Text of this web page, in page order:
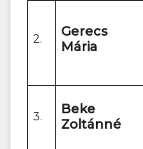
2.
Gerecs
Mária
3.
Beke
Zoltánné